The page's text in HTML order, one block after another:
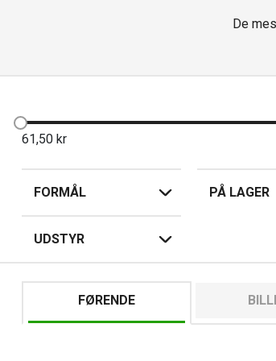
De
61,50 kr
FORMÅL PÅ LAGER
UDSTYR
FØRENDE